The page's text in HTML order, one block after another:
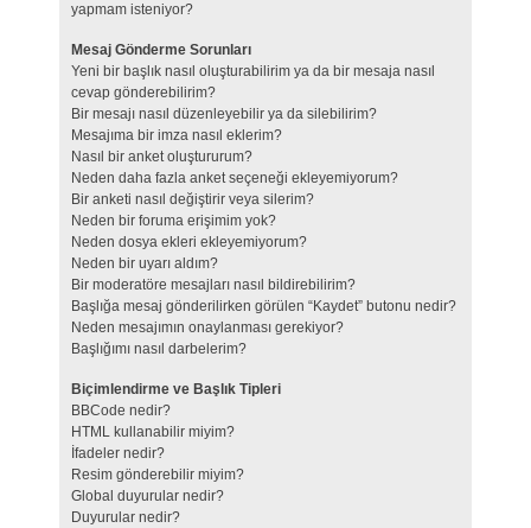
yapmam isteniyor?
Mesaj Gönderme Sorunları
Yeni bir başlık nasıl oluşturabilirim ya da bir mesaja nasıl
cevap gönderebilirim?
Bir mesajı nasıl düzenleyebilir ya da silebilirim?
Mesajıma bir imza nasıl eklerim?
Nasıl bir anket oluştururum?
Neden daha fazla anket seçeneği ekleyemiyorum?
Bir anketi nasıl değiştirir veya silerim?
Neden bir foruma erişimim yok?
Neden dosya ekleri ekleyemiyorum?
Neden bir uyarı aldım?
Bir moderatöre mesajları nasıl bildirebilirim?
Başlığa mesaj gönderilirken görülen “Kaydet” butonu nedir?
Neden mesajımın onaylanması gerekiyor?
Başlığımı nasıl darbelerim?
Biçimlendirme ve Başlık Tipleri
BBCode nedir?
HTML kullanabilir miyim?
İfadeler nedir?
Resim gönderebilir miyim?
Global duyurular nedir?
Duyurular nedir?